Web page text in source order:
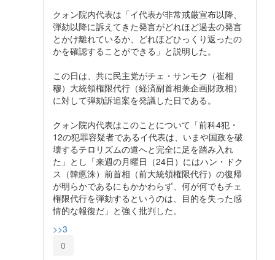
クォン院内代表は「イ代表が非常戒厳宣布以降、
弾劾以降に訴えてきた発言がどれほど過去の発言
とかけ離れているか、どれほどひっくり返ったの
かを確認することができる」と説明した。
この日は、共に民主党がチェ・サンモク（崔相
穆）大統領権限代行（経済副首相兼企画財政相）
に対して弾劾訴追案を発議した日である。
クォン院内代表はこのことについて「前科4犯・
12の犯罪容疑者であるイ代表は、いまや国政を破
壊するテロリズムの道へと完全に足を踏み入れ
た」とし「来週の月曜日（24日）にはハン・ドク
ス（韓悳洙）前首相（前大統領権限代行）の復帰
が明らかであるにもかかわらず、何が何でもチェ
権限代行を弾劾するというのは、目的を失った感
情的な報復だ」と強く批判した。
>>3
0